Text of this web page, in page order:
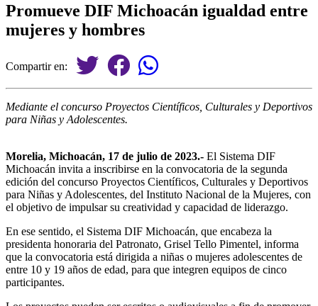
Promueve DIF Michoacán igualdad entre
mujeres y hombres
Compartir en:
Mediante el concurso Proyectos Científicos, Culturales y Deportivos
para Niñas y Adolescentes.
Morelia, Michoacán, 17 de julio de 2023.- El Sistema DIF
Michoacán invita a inscribirse en la convocatoria de la segunda
edición del concurso Proyectos Científicos, Culturales y Deportivos
para Niñas y Adolescentes, del Instituto Nacional de la Mujeres, con
el objetivo de impulsar su creatividad y capacidad de liderazgo.
En ese sentido, el Sistema DIF Michoacán, que encabeza la
presidenta honoraria del Patronato, Grisel Tello Pimentel, informa
que la convocatoria está dirigida a niñas o mujeres adolescentes de
entre 10 y 19 años de edad, para que integren equipos de cinco
participantes.